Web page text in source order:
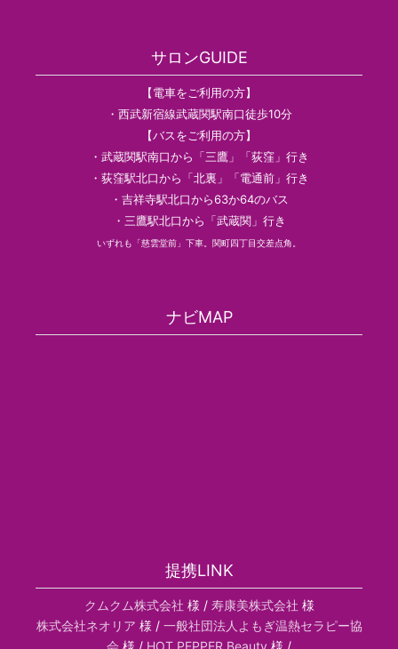
サロンGUIDE
【電車をご利用の方】
・西武新宿線武蔵関駅南口徒歩10分
【バスをご利用の方】
・武蔵関駅南口から「三鷹」「荻窪」行き
・荻窪駅北口から「北裏」「電通前」行き
・吉祥寺駅北口から63か64のバス
・三鷹駅北口から「武蔵関」行き
いずれも「慈雲堂前」下車。関町四丁目交差点角。
ナビMAP
提携LINK
クムクム株式会社 様 / 寿康美株式会社 様
株式会社ネオリア 様 / 一般社団法人よもぎ温熱セラピー協